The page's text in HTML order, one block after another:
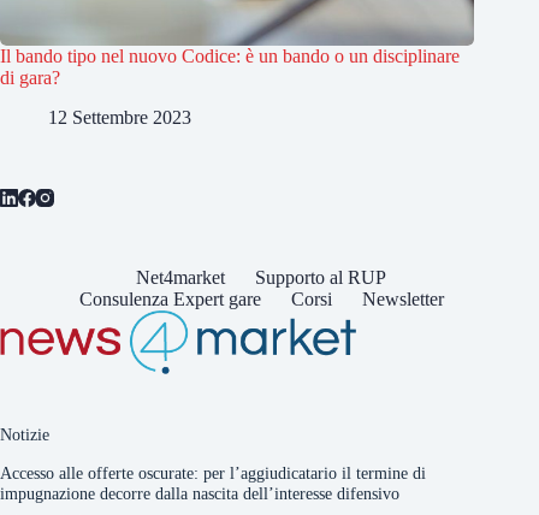
Il bando tipo nel nuovo Codice: è un bando o un disciplinare
di gara?
12 Settembre 2023
Net4market
Supporto al RUP
Consulenza Expert gare
Corsi Newsletter
Notizie
Accesso alle offerte oscurate: per l’aggiudicatario il termine di
impugnazione decorre dalla nascita dell’interesse difensivo